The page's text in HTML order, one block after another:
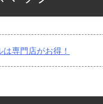
専門店がお得！